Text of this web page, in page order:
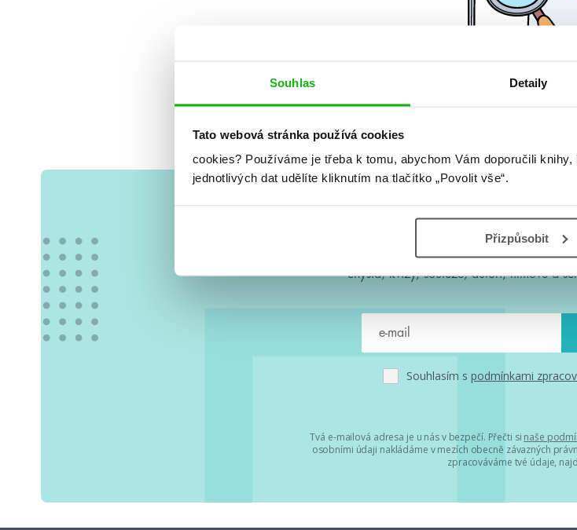
Souhlas Detaily
Tato webová stránka používá cookies
cookies? Používáme je třeba k tomu, abychom Vám doporučili
jednotlivých dat udělíte kliknutím na tlačítko „Povolit vše“.
Přizpůsobit
Vše kolem #youngadult každý měsíc
chystá, kvízy, soutěže, autoři, filmové a
Souhlasím s podmínkami
Tvá e-mailová adresa je u nás v bezpečí. Přečti si naše
osobními údaji nakládáme v mezích obecně závazných
zpracováváme tvé údaje,